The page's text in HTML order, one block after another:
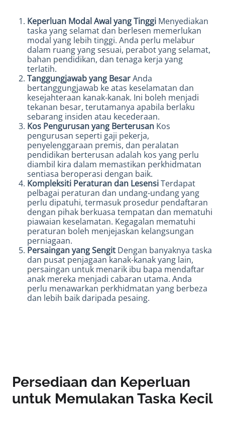
Keperluan Modal Awal yang Tinggi Menyediakan
taska yang selamat dan berlesen memerlukan
modal yang lebih tinggi. Anda perlu melabur
dalam ruang yang sesuai, perabot yang selamat,
bahan pendidikan, dan tenaga kerja yang
terlatih.
Tanggungjawab yang BesarAnda
bertanggungjawab ke atas keselamatan dan
kesejahteraan kanak-kanak. Ini boleh menjadi
tekanan besar, terutamanya apabila berlaku
sebarang insiden atau kecederaan.
Kos Pengurusan yang Berterusan Kos
pengurusan seperti gaji pekerja,
penyelenggaraan premis, dan peralatan
pendidikan berterusan adalah kos yang perlu
diambil kira dalam memastikan perkhidmatan
sentiasa beroperasi dengan baik.
Kompleksiti Peraturan dan LesensiTerdapat
pelbagai peraturan dan undang-undang yang
perlu dipatuhi, termasuk prosedur pendaftaran
dengan pihak berkuasa tempatan dan mematuhi
piawaian keselamatan. Kegagalan mematuhi
peraturan boleh menjejaskan kelangsungan
perniagaan.
Persaingan yang Sengit Dengan banyaknya taska
dan pusat penjagaan kanak-kanak yang lain,
persaingan untuk menarik ibu bapa mendaftar
anak mereka menjadi cabaran utama. Anda
perlu menawarkan perkhidmatan yang berbeza
dan lebih baik daripada pesaing.
Persediaan dan Keperluan
untuk Memulakan Taska Kecil